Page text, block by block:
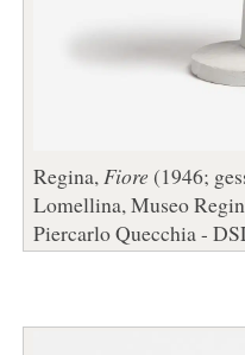
Regina,Fiore (1946;
Lomellina, Museo
Piercarlo Quecchia -